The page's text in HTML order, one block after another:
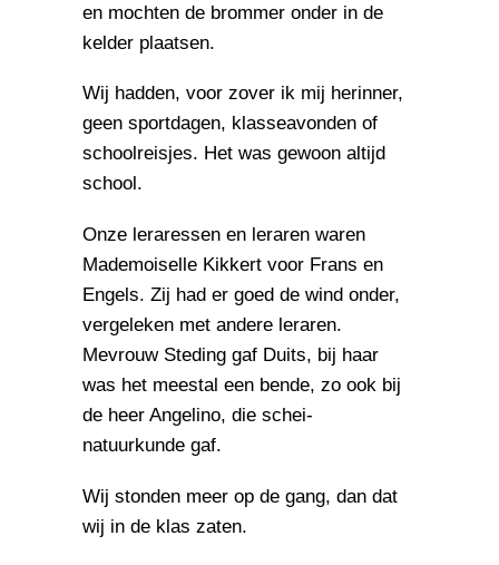
en mochten de brommer onder in de
kelder plaatsen.
Wij hadden, voor zover ik mij herinner,
geen sportdagen, klasseavonden of
schoolreisjes. Het was gewoon altijd
school.
Onze leraressen en leraren waren
Mademoiselle Kikkert voor Frans en
Engels. Zij had er goed de wind onder,
vergeleken met andere leraren.
Mevrouw Steding gaf Duits, bij haar
was het meestal een bende, zo ook bij
de heer Angelino, die schei-
natuurkunde gaf.
Wij stonden meer op de gang, dan dat
wij in de klas zaten.